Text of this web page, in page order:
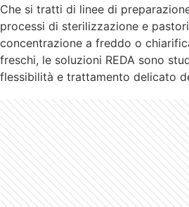
Che si tratti di linee di
processi di sterilizzazione e
concentrazione a freddo o
freschi, le soluzioni REDA sono
flessibilità e trattamento delicato